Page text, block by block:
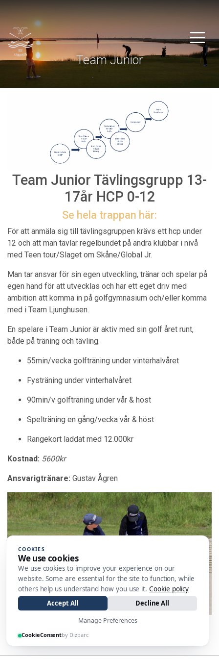
Team Junior
Team Junior Tävlingsgrupp 13-
17år HCP 0-12
Se hela trappan här:
För att anmäla sig till tävlingsgruppen krävs ett hcp under
12 och att man tävlar regelbundet på andra klubbar i nivå
med Teen tour/Slaget om Skåne/Global Jr.
Man tar ansvar för sin egen utveckling, tränar och spelar på
egen hand för att utvecklas och har ett eget driv med
ambition att komma in på golfgymnasium och/eller komma
med i Team Ljunghusen.
En spelare i Team Junior är aktiv med sin golf året runt,
både på träning och tävling.
55min/vecka golfträning under vinterhalvåret
Fysträning under vinterhalvåret
90min/v golfträning under vår & höst
Spelträning en gång/vecka vår & höst
Rangekort laddat med 12.000kr
Kostnad: 5600kr
Ansvarigtränare: Gustav Ågren
COOKIES
We use cookies
We use cookies to improve your experience on our
website. Some are essential for the site to function, while
others help us understand how you use it. Cookie policy
Accept All
Decline All
Manage Preferences
CookieConsentby Dizparc